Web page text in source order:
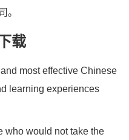
。
载
most effective Chinese
learning experiences
who would not take the